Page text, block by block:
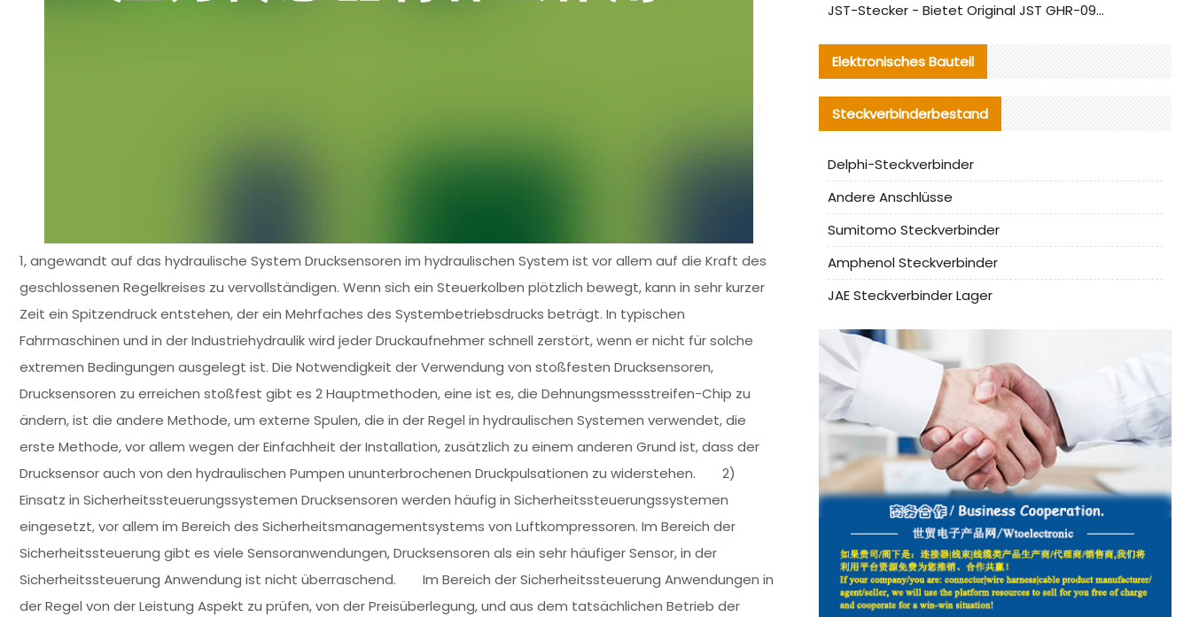
1, angewandt auf das hydraulische System Drucksensoren im hydraulischen System ist vor allem auf die Kraft des
geschlossenen Regelkreises zu vervollständigen. Wenn sich ein Steuerkolben plötzlich bewegt, kann in sehr kurzer
Zeit ein Spitzendruck entstehen, der ein Mehrfaches des Systembetriebsdrucks beträgt. In typischen
Fahrmaschinen und in der Industriehydraulik wird jeder Druckaufnehmer schnell zerstört, wenn er nicht für solche
extremen Bedingungen ausgelegt ist. Die Notwendigkeit der Verwendung von stoßfesten Drucksensoren,
Drucksensoren zu erreichen stoßfest gibt es 2 Hauptmethoden, eine ist es, die Dehnungsmessstreifen-Chip zu
ändern, ist die andere Methode, um externe Spulen, die in der Regel in hydraulischen Systemen verwendet, die
erste Methode, vor allem wegen der Einfachheit der Installation, zusätzlich zu einem anderen Grund ist, dass der
Drucksensor auch von den hydraulischen Pumpen ununterbrochenen Druckpulsationen zu widerstehen. 2)
Einsatz in Sicherheitssteuerungssystemen Drucksensoren werden häufig in Sicherheitssteuerungssystemen
eingesetzt, vor allem im Bereich des Sicherheitsmanagementsystems von Luftkompressoren. Im Bereich der
Sicherheitssteuerung gibt es viele Sensoranwendungen, Drucksensoren als ein sehr häufiger Sensor, in der
Sicherheitssteuerung Anwendung ist nicht überraschend. Im Bereich der Sicherheitssteuerung Anwendungen in
der Regel von der Leistung Aspekt zu prüfen, von der Preisüberlegung, und aus dem tatsächlichen Betrieb der
JST-Stecker - Bietet Original JST GHR-09V-S Stecker und Ersatzteile an
Elektronisches Bauteil
Steckverbinderbestand
Delphi-Steckverbinder
Andere Anschlüsse
Sumitomo Steckverbinder
Amphenol Steckverbinder
JAE Steckverbinder Lager